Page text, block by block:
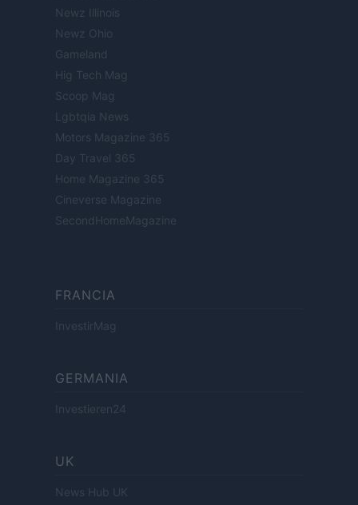
Newz Illinois
Newz Ohio
Gameland
Hig Tech Mag
Scoop Mag
Lgbtqia News
Motors Magazine 365
Day Travel 365
Home Magazine 365
Cineverse Magazine
SecondHomeMagazine
FRANCIA
InvestirMag
GERMANIA
Investieren24
UK
News Hub UK